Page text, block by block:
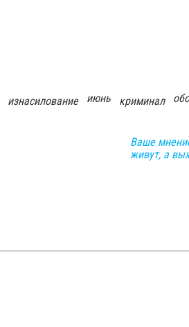
изнасилование июнь криминал
Ваше
живут, а